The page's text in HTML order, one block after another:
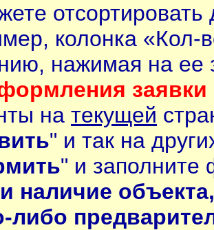
колонка «Кол-
нажимая на ее
заявки
на текущей
" и так на
" и заполните
наличие
либо